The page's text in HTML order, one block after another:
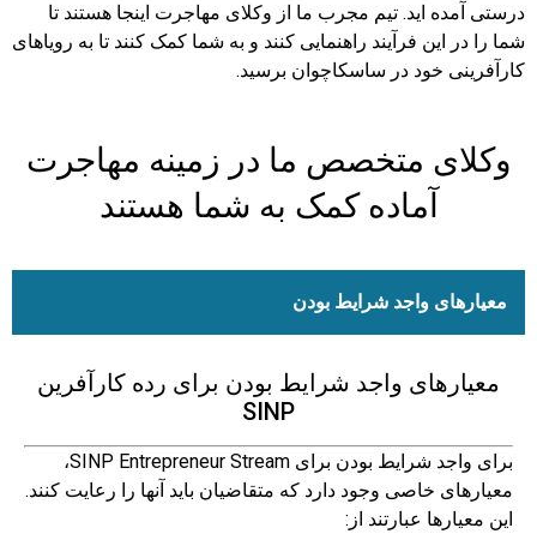
درستی آمده اید. تیم مجرب ما از وکلای مهاجرت اینجا هستند تا
شما را در این فرآیند راهنمایی کنند و به شما کمک کنند تا به رویاهای
کارآفرینی خود در ساسکاچوان برسید.
وکلای متخصص ما در زمینه مهاجرت
آماده کمک به شما هستند
معیارهای واجد شرایط بودن
معیارهای واجد شرایط بودن برای رده کارآفرین
SINP
برای واجد شرایط بودن برای SINP Entrepreneur Stream،
معیارهای خاصی وجود دارد که متقاضیان باید آنها را رعایت کنند.
این معیارها عبارتند از: